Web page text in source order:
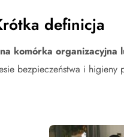
definicja
komórka organizacyjna
bezpieczeństwa i